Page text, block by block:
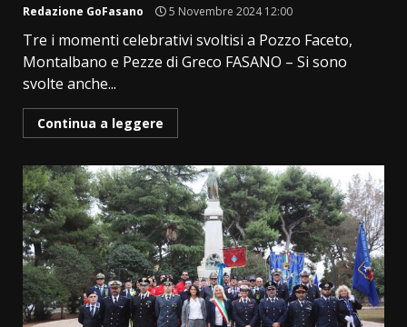
Redazione GoFasano 5 Novembre 2024 12:00
Tre i momenti celebrativi svoltisi a Pozzo Faceto,
Montalbano e Pezze di Greco FASANO – Si sono
svolte anche...
Continua a leggere